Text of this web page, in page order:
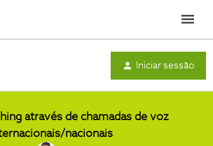
Menu
Iniciar sessão
através de chamadas de voz
nacionais